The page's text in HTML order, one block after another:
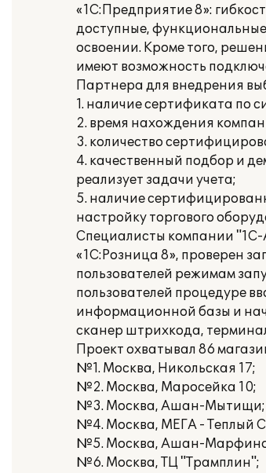
«1С:Предприятие 8»:
доступные,
освоении. Кроме того,
имеют возможность
Партнера для внедрения
1. наличие сертификата по
2. время нахождения
3. количество
4. качественный подбор и
реализует задачи учета;
5. наличие
настройку торгового
Специалисты компании "1С-
«1С:Розница 8», проверен
пользователей режимам
пользователей процедуре
информационной базы и
сканер штрихкода,
Проект охватывал 86
№1. Москва, Никольская 17;
№2. Москва, Маросейка 10;
№3. Москва, Ашан-Мытищи;
№4. Москва, МЕГА - Теплый
№5. Москва, Ашан-
№6. Москва, ТЦ "Трамплин";